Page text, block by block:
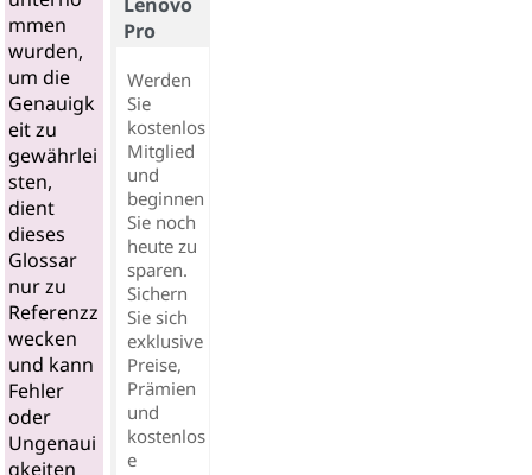
mmen
wurden,
um die
Genauigk
eit zu
gewährlei
sten,
dient
dieses
Glossar
nur zu
Referenzz
wecken
und kann
Fehler
oder
Ungenaui
gkeiten
Pro
Werden
Sie
kostenlos
Mitglied
und
beginnen
Sie noch
heute zu
sparen.
Sichern
Sie sich
exklusive
Preise,
Prämien
und
kostenlos
e